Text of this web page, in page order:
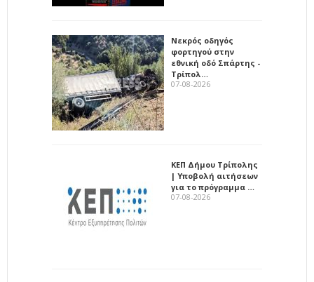
Νεκρός οδηγός
φορτηγού στην
εθνική οδό Σπάρτης -
Τρίπολ…
07-08-2026
ΚΕΠ Δήμου Τρίπολης
| Υποβολή αιτήσεων
για το πρόγραμμα …
07-08-2026